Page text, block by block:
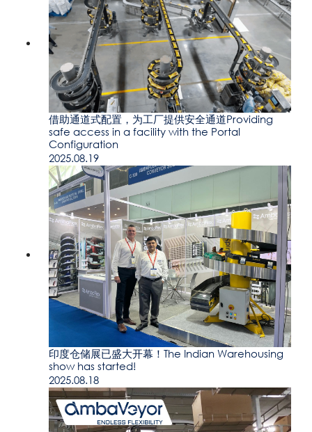
借助通道式配置，为工厂提供安全通道Providing
safe access in a facility with the Portal
Configuration
2025.08.19
印度仓储展已盛大开幕！The Indian Warehousing
show has started!
2025.08.18